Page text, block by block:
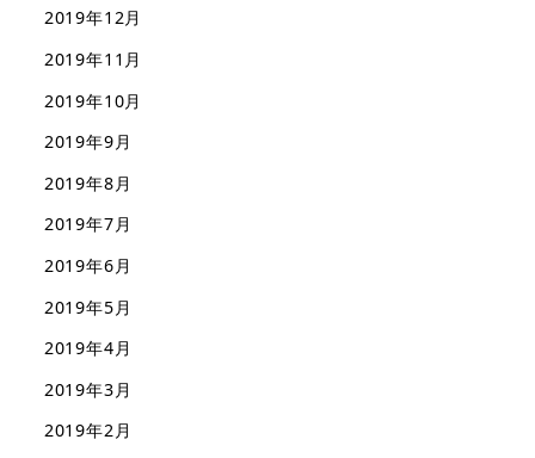
2019年12月
2019年11月
2019年10月
2019年9月
2019年8月
2019年7月
2019年6月
2019年5月
2019年4月
2019年3月
2019年2月